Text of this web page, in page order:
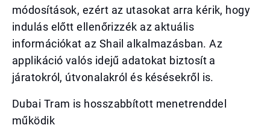
módosítások, ezért az utasokat arra kérik, hogy
indulás előtt ellenőrizzék az aktuális
információkat az Shail alkalmazásban. Az
applikáció valós idejű adatokat biztosít a
járatokról, útvonalakról és késésekről is.
Dubai Tram is hosszabbított menetrenddel
működik